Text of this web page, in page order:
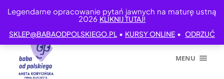
Legendarne opracowanie pytań jawnych na maturę ustną
2026 KLIKNIJ TUTAJ!
SKLEP@BABAODPOLSKIEGO.PL • KURSY ONLINE • ODRZUĆ
MENU